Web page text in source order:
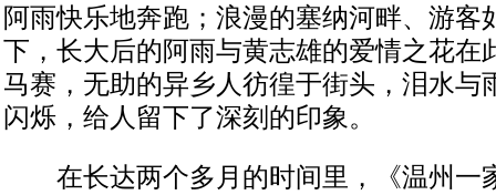
阿雨快乐地奔跑；浪漫的塞纳河畔、游客
下，长大后的阿雨与黄志雄的爱情之花在
马赛，无助的异乡人彷徨于街头，泪水与
闪烁，给人留下了深刻的印象。
在长达两个多月的时间里，《温州一